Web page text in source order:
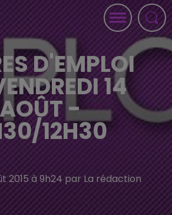
D'EMPLOI
14
AOÛT -
12H30
2015 à 9h24 par La rédaction